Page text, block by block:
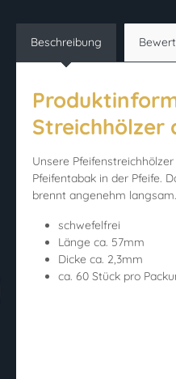
Beschreibung
Streichhölzer
Unsere
Pfeifentabak in der Pfeife.
brennt angenehm
schwefelfrei
Länge ca. 57mm
Dicke ca. 2,3mm
ca. 60 Stück pro